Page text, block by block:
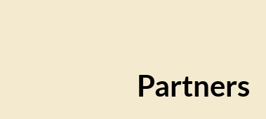
Partners